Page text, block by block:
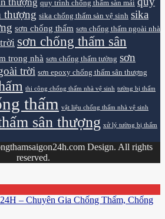
quy trình chống thấm sàn mái
thượng sika chống thấm sàn vệ sinh sika
sơn chống thấm sơn chống thấm ngoài nhà
sơn chống thấm sân
trong nhà sơn chống thấm tường sơn
trời sơn epoxy chống thấm sân thượng
thi công chống thấm nhà vệ sinh tường bị thấm
thấm vật liệu chống thấm nhà vệ sinh
sân thượng xử lý tường bị thấm
Design. All rights
reserved.